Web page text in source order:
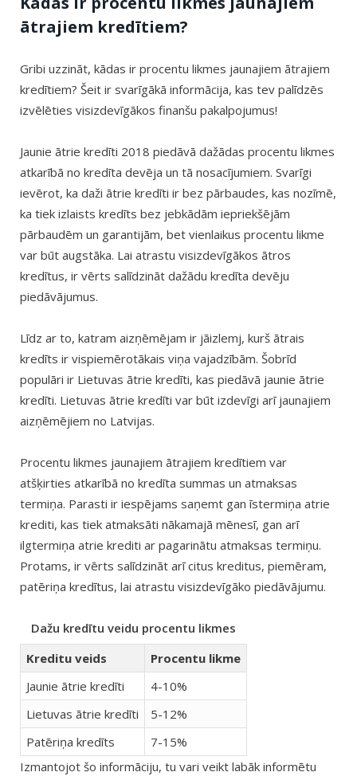
ātrajiem kredītiem?
Gribi uzzināt, kādas ir procentu likmes jaunajiem ātrajiem
kredītiem? Šeit ir svarīgākā informācija, kas tev palīdzēs
izvēlēties visizdevīgākos finanšu pakalpojumus!
Jaunie ātrie kredīti 2018 piedāvā dažādas procentu likmes
atkarībā no kredīta devēja un tā nosacījumiem. Svarīgi
ievērot, ka daži ātrie kredīti ir bez pārbaudes, kas nozīmē,
ka tiek izlaists kredīts bez jebkādām iepriekšējām
pārbaudēm un garantijām, bet vienlaikus procentu likme
var būt augstāka. Lai atrastu visizdevīgākos ātros
kredītus, ir vērts salīdzināt dažādu kredīta devēju
piedāvājumus.
Līdz ar to, katram aizņēmējam ir jāizlemj, kurš ātrais
kredīts ir vispiemērotākais viņa vajadzībām. Šobrīd
populāri ir Lietuvas ātrie kredīti, kas piedāvā jaunie ātrie
kredīti. Lietuvas ātrie kredīti var būt izdevīgi arī jaunajiem
aizņēmējiem no Latvijas.
Procentu likmes jaunajiem ātrajiem kredītiem var
atšķirties atkarībā no kredīta summas un atmaksas
termiņa. Parasti ir iespējams saņemt gan īstermiņa atrie
krediti, kas tiek atmaksāti nākamajā mēnesī, gan arī
ilgtermiņa atrie krediti ar pagarinātu atmaksas termiņu.
Protams, ir vērts salīdzināt arī citus kreditus, piemēram,
patēriņa kredītus, lai atrastu visizdevīgāko piedāvājumu.
Dažu kredītu veidu procentu likmes
Kreditu veids
Procentu likme
Jaunie ātrie kredīti
4-10%
Lietuvas ātrie kredīti
5-12%
Patēriņa kredīts
7-15%
Izmantojot šo informāciju, tu vari veikt labāk informētu